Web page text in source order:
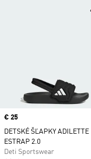
Price
€ 25
DETSKÉ ŠĽAPKY ADILETTE
ESTRAP 2.0
Deti Sportswear